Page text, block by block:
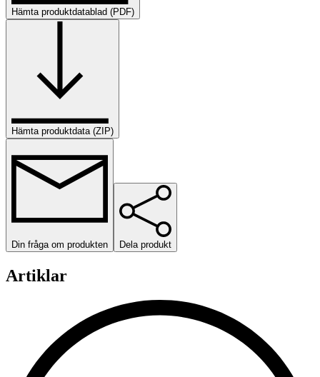
Hämta produktdatablad (PDF)
Hämta produktdata (ZIP)
Din fråga om produkten Dela produkt
Artiklar